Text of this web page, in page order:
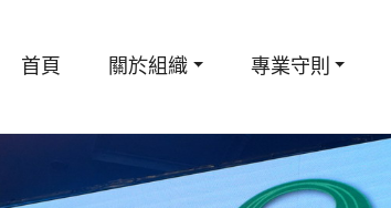
首頁 關於組織 專業守則